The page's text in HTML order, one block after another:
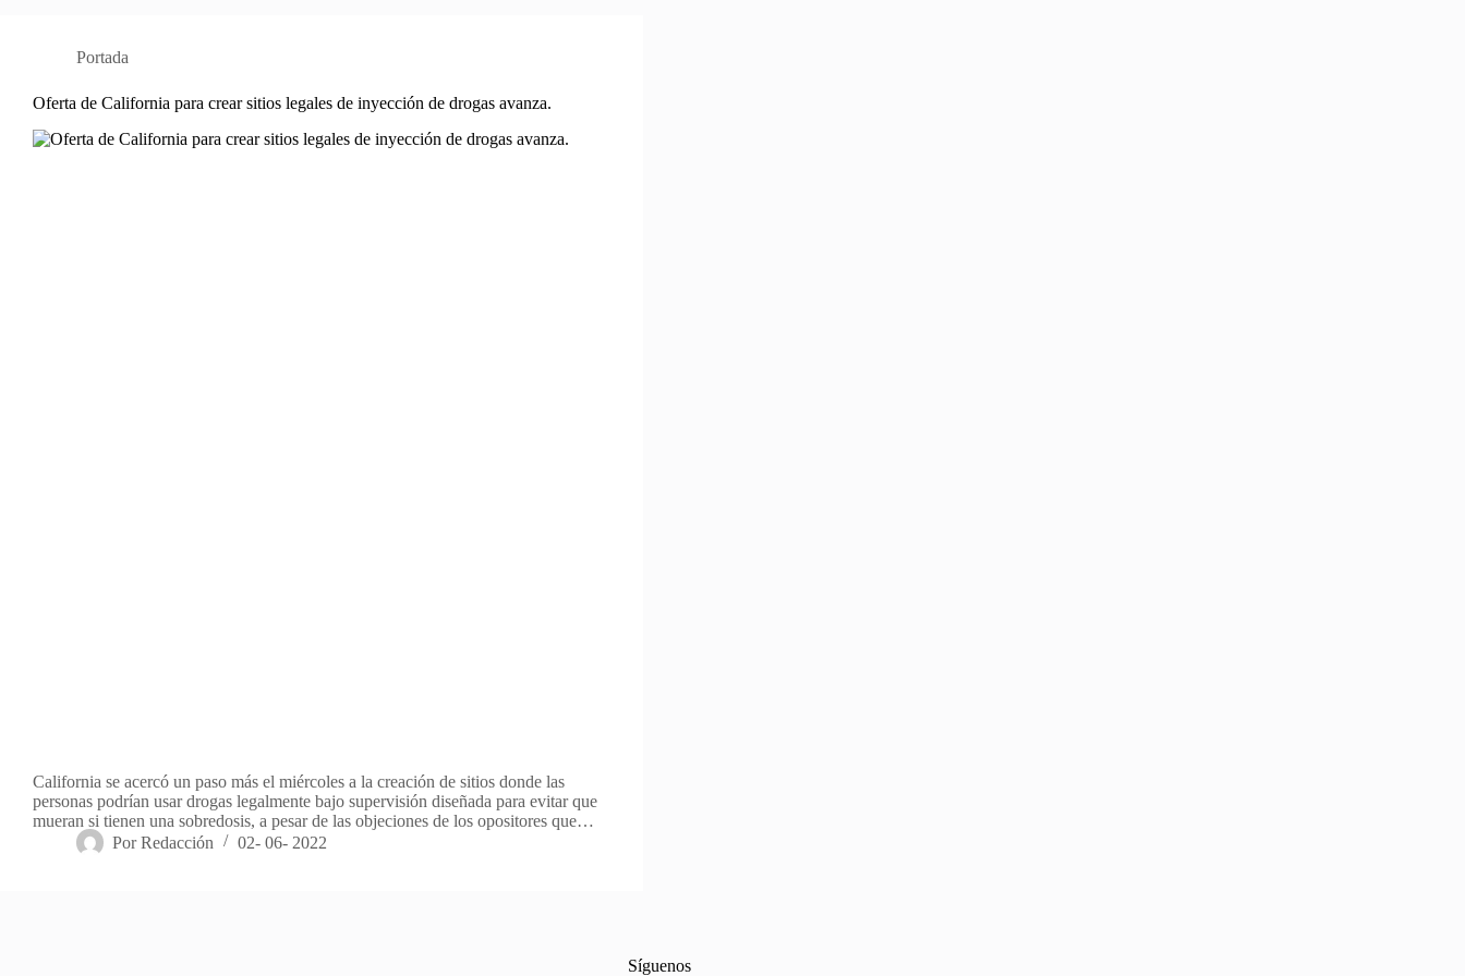
Portada
Oferta de California para crear sitios legales de inyección de drogas avanza.
California se acercó un paso más el miércoles a la creación de sitios donde las
personas podrían usar drogas legalmente bajo supervisión diseñada para evitar que
mueran si tienen una sobredosis, a pesar de las objeciones de los opositores que…
Por Redacción 02- 06- 2022
Síguenos